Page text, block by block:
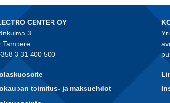
CENTER OY
3
Tampere
3 31 400 500
toimitus- ja maksuehdot